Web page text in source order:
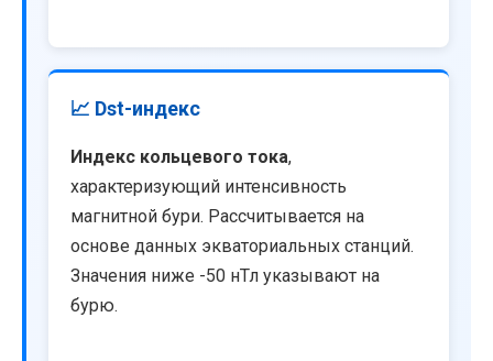
📈 Dst-индекс
Индекс кольцевого тока,
характеризующий интенсивность
магнитной бури. Рассчитывается на
основе данных экваториальных станций.
Значения ниже -50 нТл указывают на
бурю.